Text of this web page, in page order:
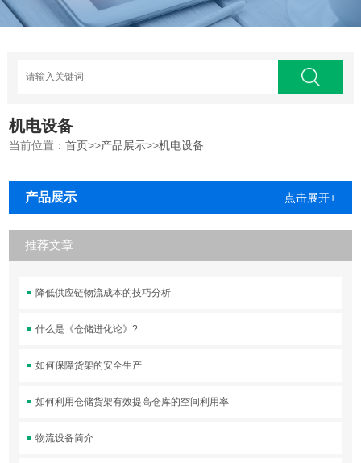
机电设备
当前位置：首页>>产品展示>>机电设备
产品展示 点击展开+
推荐文章
降低供应链物流成本的技巧分析
什么是《仓储进化论》?
如何保障货架的安全生产
如何利用仓储货架有效提高仓库的空间利用率
物流设备简介